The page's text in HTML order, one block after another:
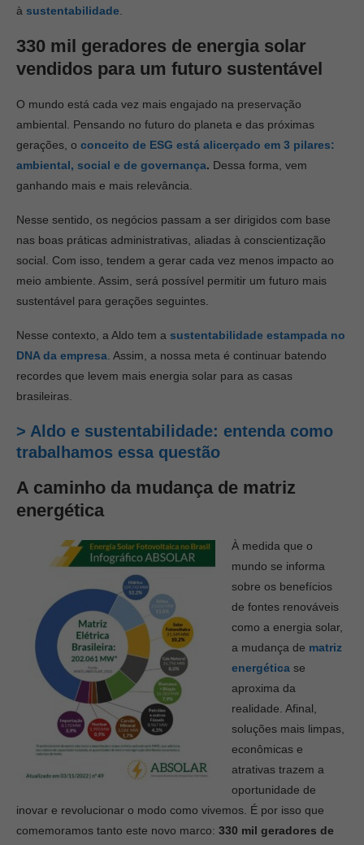
à sustentabilidade
330 mil geradores de energia solar
vendidos para um futuro sustentável
O mundo está cada vez mais engajado na preservação
ambiental. Pensando no futuro do planeta e das próximas
gerações, o conceito de ESG está alicerçado em 3 pilares:
ambiental, social e de governança. Dessa forma, vem
ganhando mais e mais relevância.
Nesse sentido, os negócios passam a ser dirigidos com base
nas boas práticas administrativas, aliadas à conscientização
social. Com isso, tendem a gerar cada vez menos impacto ao
meio ambiente. Assim, será possível permitir um futuro mais
sustentável para gerações seguintes.
Nesse contexto, a Aldo tem a sustentabilidade estampada no
DNA da empresa . Assim, a nossa meta é continuar batendo
recordes que levem mais energia solar para as casas
brasileiras.
> Aldo e sustentabilidade: entenda como
trabalhamos essa questão
A caminho da mudança de matriz
energética
À medida que o
mundo se informa
sobre os benefícios
de fontes renováveis
como a energia solar,
a mudança de matriz
energética se
aproxima da
realidade. Afinal,
soluções mais limpas,
econômicas e
atrativas trazem a
oportunidade de
inovar e revolucionar o modo como vivemos. É por isso que
comemoramos tanto este novo marco: 330 mil geradores de